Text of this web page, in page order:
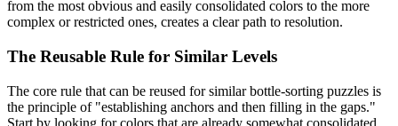
from the most obvious and easily consolidated colors to the more
complex or restricted ones, creates a clear path to resolution.
The Reusable Rule for Similar Levels
The core rule that can be reused for similar bottle-sorting puzzles is
the principle of "establishing anchors and then filling in the gaps."
Start by looking for colors that are already somewhat consolidated